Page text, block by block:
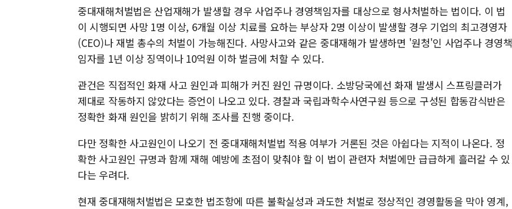
중대재해처벌법은 산업재해가 발생할 경우 사업주나 경영책임자를 대상으로 형사처벌하는 법이다. 이 법
이 시행되면 사망 1명 이상, 6개월 이상 치료를 요하는 부상자 2명 이상이 발생할 경우 기업의 최고경영자
(CEO)나 재벌 총수의 처벌이 가능해진다. 사망사고와 같은 중대재해가 발생하면 '원청'인 사업주나 경영책
임자를 1년 이상 징역이나 10억원 이하 벌금에 처할 수 있다.
관건은 직접적인 화재 사고 원인과 피해가 커진 원인 규명이다. 소방당국에선 화재 발생시 스프링클러가
제대로 작동하지 않았다는 증언이 나오고 있다. 경찰과 국립과학수사연구원 등으로 구성된 합동감식반은
정확한 화재 원인을 밝히기 위해 조사를 진행 중이다.
다만 정확한 사고원인이 나오기 전 중대재해처벌법 적용 여부가 거론된 것은 아쉽다는 지적이 나온다. 정
확한 사고원인 규명과 함께 재해 예방에 초점이 맞춰야 할 이 법이 관련자 처벌에만 급급하게 흘러갈 수 있
다는 우려다.
현재 중대재해처벌법은 모호한 법조항에 따른 불확실성과 과도한 처벌로 정상적인 경영활동을 막아 영계,